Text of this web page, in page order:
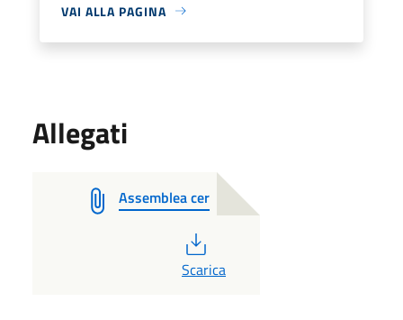
VAI ALLA PAGINA
Allegati
Assemblea cer
PDF
Scarica